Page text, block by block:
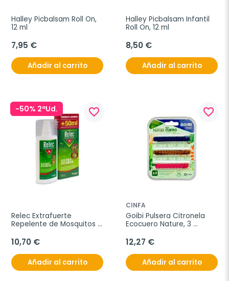
Halley Picbalsam Roll On,
12 ml
7,95 €
Añadir al carrito
Halley Picbalsam Infantil
Roll On, 12 ml
8,50 €
Añadir al carrito
-50% 2ªUd. favorite_border
Relec Extrafuerte
Repelente de Mosquitos
10,70 €
Añadir al carrito
favorite_border
CINFA
Goibi Pulsera Citronela
Ecocuero Nature, 3
12,27 €
Añadir al carrito